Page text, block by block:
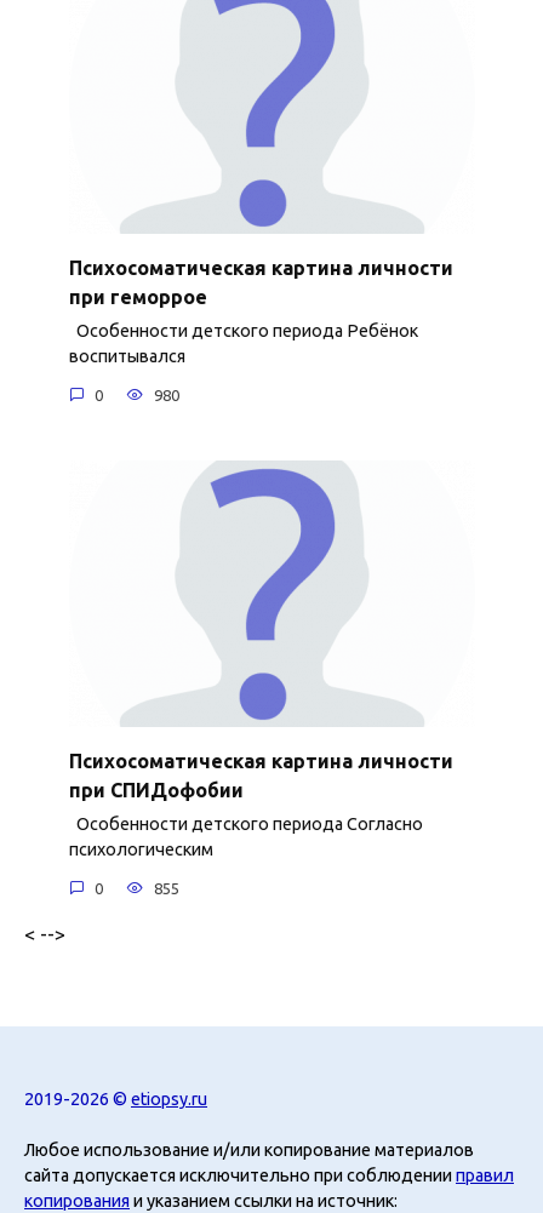
Психосоматическая картина личности
при геморрое
Особенности детского периода Ребёнок
воспитывался
0 980
Психосоматическая картина личности
при СПИДофобии
Особенности детского периода Согласно
психологическим
0 855
< -->
2019-2026 © etiopsy.ru
Любое использование и/или копирование материалов
сайта допускается исключительно при соблюденииправил
копирования и указанием ссылки на источник: